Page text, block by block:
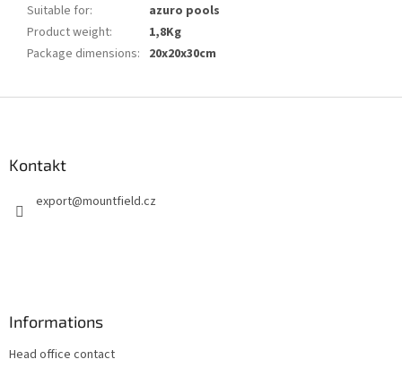
Suitable for:
azuro pools
Product weight:
1,8Kg
Package dimensions: 20x20x30cm
Kontakt
export@mountfield.cz
Informations
Head office contact